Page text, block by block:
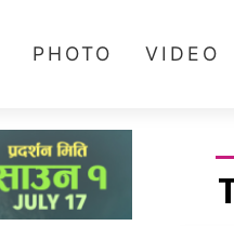
PHOTO VIDEO